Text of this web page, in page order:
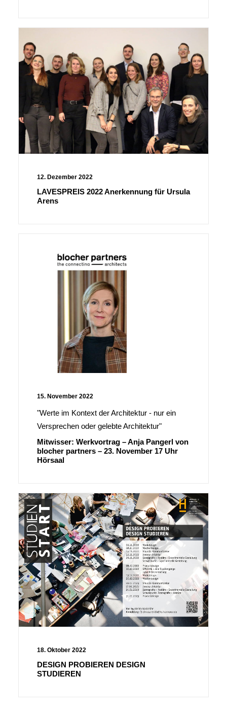
12. Dezember 2022
LAVESPREIS 2022 Anerkennung für Ursula
Arens
15. November 2022
"Werte im Kontext der Architektur - nur ein
Versprechen oder gelebte Architektur"
Mitwisser: Werkvortrag – Anja Pangerl von
blocher partners – 23. November 17 Uhr
Hörsaal
18. Oktober 2022
DESIGN PROBIEREN DESIGN
STUDIEREN